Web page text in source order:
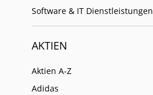
Software & IT Dienstleistungen
AKTIEN
Aktien A-Z
Adidas